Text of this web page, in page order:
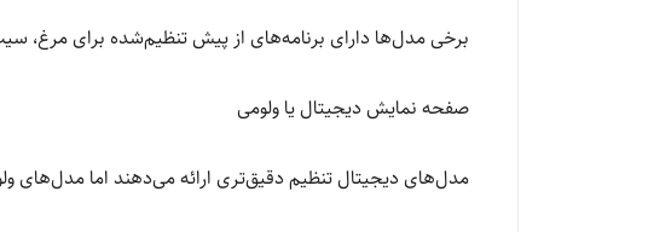
برخی مدل‌ها دارای برنامه‌های از پیش تنظیم‌شده برای
صفحه نمایش دیجیتال یا ولومی
مدل‌های دیجیتال تنظیم دقیق‌تری ارائه می‌دهند اما مدل‌های